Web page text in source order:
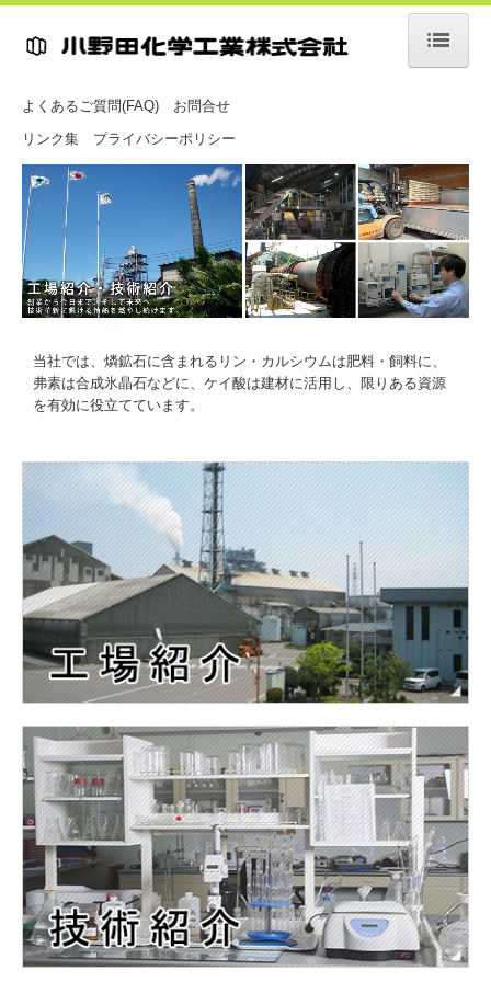
会社情報
社長挨拶
方針
会社概要
沿革
事業場紹介
フォト・ムービー
おすすめ製品紹介（肥料）
おすすめ製品紹介（飼料）
肥料事業
飼料事業
化成品事業
工場紹介
技術紹介
採用情報
新卒採用
キャリア採用
よくあるご質問(FAQ)
お問合せ
リンク集
プライバシーポリシー
当社では、燐鉱石に含まれるリン・カルシウムは肥料・飼料に、
弗素は合成氷晶石などに、ケイ酸は建材に活用し、限りある資源
を有効に役立てています。